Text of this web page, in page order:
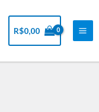
R$0,00